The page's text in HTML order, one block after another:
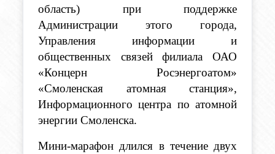
область) при поддержке
Администрации этого города,
Управления информации и
общественных связей филиала ОАО
«Концерн Росэнергоатом»
«Смоленская атомная станция»,
Информационного центра по атомной
энергии Смоленска.
Мини-марафон длился в течение двух